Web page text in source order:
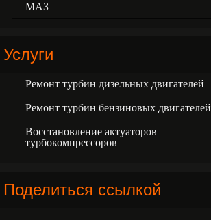
МАЗ
Услуги
Ремонт турбин дизельных двигателей
Ремонт турбин бензиновых двигателей
Восстановление актуаторов
турбокомпрессоров
Поделиться ссылкой